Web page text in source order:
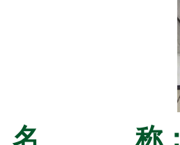
名 称：